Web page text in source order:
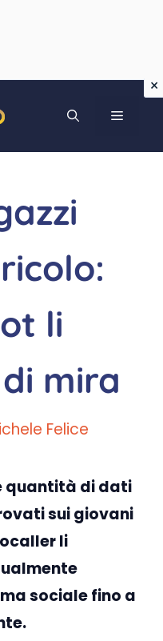
MENU
li
mira
Felice
quantità di dati
sui giovani
li
sociale fino a